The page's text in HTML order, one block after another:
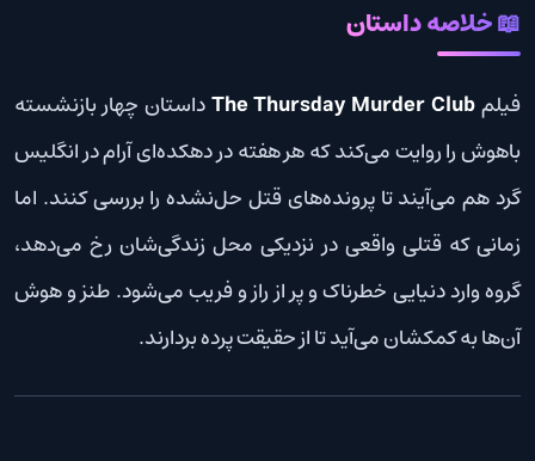
📖 خلاصه داستان
فیلمThe Thursday Murder Clubداستان چهار بازنشسته
باهوش را روایت می‌کند که هر هفته در دهکده‌ای آرام در انگلیس
گرد هم می‌آیند تا پرونده‌های قتل حل‌نشده را بررسی کنند. اما
زمانی که قتلی واقعی در نزدیکی محل زندگی‌شان رخ می‌دهد،
گروه وارد دنیایی خطرناک و پر از راز و فریب می‌شود. طنز و هوش
آن‌ها به کمکشان می‌آید تا از حقیقت پرده بردارند.